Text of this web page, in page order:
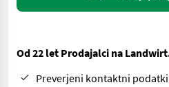
Od 22 let Prodajalci na
Preverjeni kontaktni podatki